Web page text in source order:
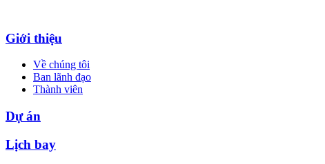
Giới thiệu
Về chúng tôi
Ban lãnh đạo
Thành viên
Dự án
Lịch bay